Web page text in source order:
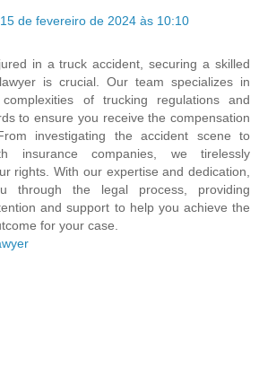
15 de fevereiro de 2024 às 10:10
in a truck accident, securing a skilled
is crucial. Our team specializes in
of trucking regulations and
to ensure you receive the compensation
investigating the accident scene to
insurance companies, we tirelessly
rights. With our expertise and dedication,
through the legal process, providing
and support to help you achieve the
for your case.